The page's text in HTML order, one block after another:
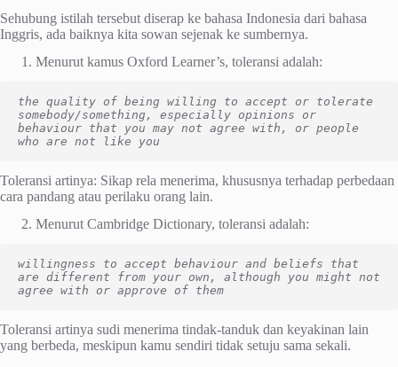
Sehubung istilah tersebut diserap ke bahasa Indonesia dari bahasa
Inggris, ada baiknya kita sowan sejenak ke sumbernya.
Menurut kamus Oxford Learner’s, toleransi adalah:
the quality of being willing to accept or tolerate
somebody/something, especially opinions or
behaviour that you may not agree with, or people
who are not like you
Toleransi artinya: Sikap rela menerima, khususnya terhadap perbedaan
cara pandang atau perilaku orang lain.
Menurut Cambridge Dictionary, toleransi adalah:
willingness to accept behaviour and beliefs that
are different from your own, although you might not
agree with or approve of them
Toleransi artinya sudi menerima tindak-tanduk dan keyakinan lain
yang berbeda, meskipun kamu sendiri tidak setuju sama sekali.